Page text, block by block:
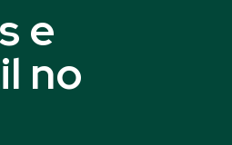
e
no